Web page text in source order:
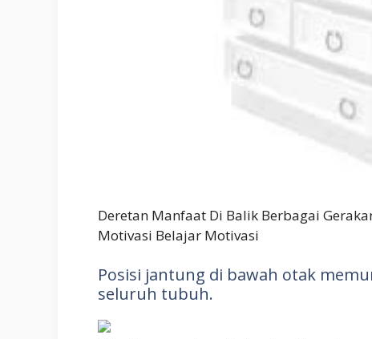
Deretan Manfaat Di Balik Berbagai
Motivasi Belajar Motivasi
Posisi jantung di bawah otak
seluruh tubuh.